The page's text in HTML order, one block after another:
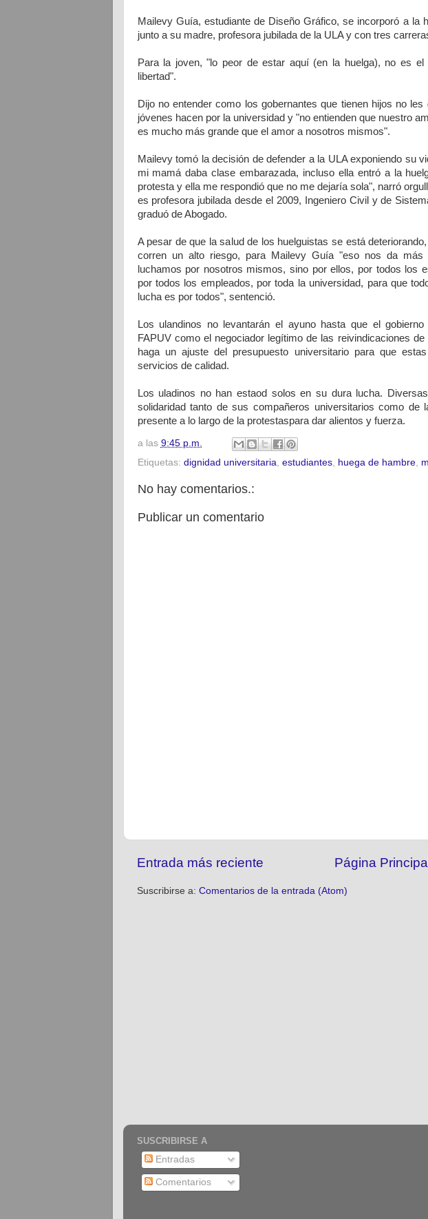
Mailevy Guía, estudiante de Diseño Gráfico, se incorporó a la
junto a su madre, profesora jubilada de la ULA y con tres
Para la joven, "lo peor de estar aquí (en la huelga), no es
libertad".
Dijo no entender como los gobernantes que tienen hijos no
jóvenes hacen por la universidad y "no entienden que nuestro
es mucho más grande que el amor a nosotros mismos".
Mailevy tomó la decisión de defender a la ULA exponiendo su
mi mamá daba clase embarazada, incluso ella entró a la
protesta y ella me respondió que no me dejaría sola", narró
es profesora jubilada desde el 2009, Ingeniero Civil y de
graduó de Abogado.
A pesar de que la salud de los huelguistas se está
corren un alto riesgo, para Mailevy Guía "eso nos da más
luchamos por nosotros mismos, sino por ellos, por todos los
por todos los empleados, por toda la universidad, para que
lucha es por todos", sentenció.
Los ulandinos no levantarán el ayuno hasta que el
FAPUV como el negociador legítimo de las reivindicaciones
haga un ajuste del presupuesto universitario para que
servicios de calidad.
Los uladinos no han estaod solos en su dura lucha.
solidaridad tanto de sus compañeros universitarios como de
presente a lo largo de la protestaspara dar alientos y fuerza.
a las 9:45 p.m.
Etiquetas: dignidad universitaria estudiantes, huega de hambre,
No hay comentarios.:
Publicar un comentario
Entrada más reciente Página
Suscribirse a: Comentarios de la entrada (Atom)
SUSCRIBIRSE A
Entradas
Comentarios